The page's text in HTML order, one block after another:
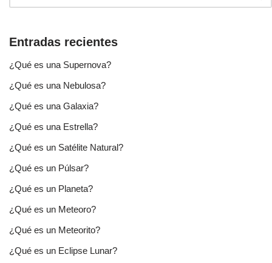
Entradas recientes
¿Qué es una Supernova?
¿Qué es una Nebulosa?
¿Qué es una Galaxia?
¿Qué es una Estrella?
¿Qué es un Satélite Natural?
¿Qué es un Púlsar?
¿Qué es un Planeta?
¿Qué es un Meteoro?
¿Qué es un Meteorito?
¿Qué es un Eclipse Lunar?